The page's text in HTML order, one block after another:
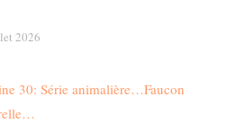
2026
30: Série animalière…Faucon